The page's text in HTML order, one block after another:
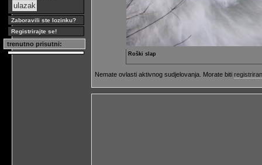
Zaboravili ste lozinku?
Registrirajte se!
trenutno prisutni:
Roški slap
Nemate ovlasti aktivnog sudjelovanja. Morate biti